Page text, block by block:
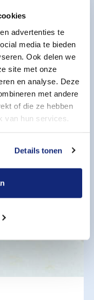
advertenties te
media te bieden
Ook delen we
site met onze
en analyse. Deze
met andere
of die ze hebben
van hun services.
Details tonen
stopt.